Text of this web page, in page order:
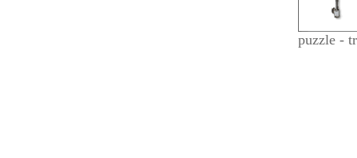
puzzle -